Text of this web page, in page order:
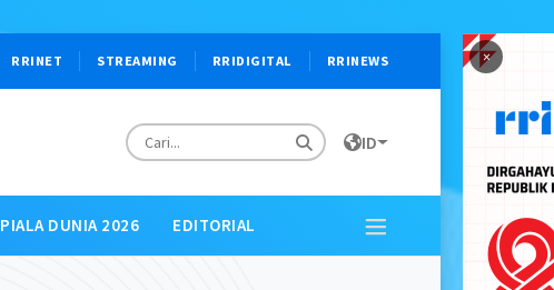
×
RRINET STREAMING RRIDIGITAL RRINEWS
ID
PIALA DUNIA 2026 EDITORIAL